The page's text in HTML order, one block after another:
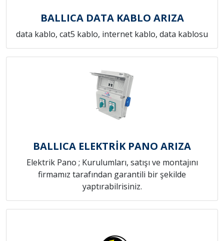
BALLICA DATA KABLO ARIZA
data kablo, cat5 kablo, internet kablo, data kablosu
BALLICA ELEKTRİK PANO ARIZA
Elektrik Pano ; Kurulumları, satışı ve montajını
firmamız tarafından garantili bir şekilde
yaptırabilrisiniz.